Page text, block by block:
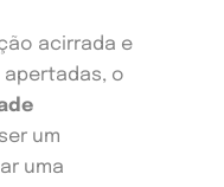
acirrada e
apertadas, o
um
uma